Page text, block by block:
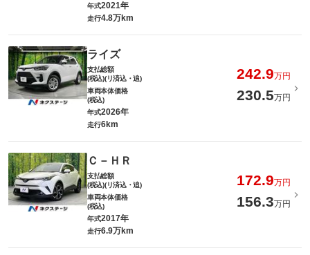
年式2021年
走行4.8万km
ライズ
支払総額
(税込)(リ済込・追)
242.9万円
車両本体価格
(税込)
230.5万円
年式2026年
走行6km
Ｃ－ＨＲ
支払総額
(税込)(リ済込・追)
172.9万円
車両本体価格
(税込)
156.3万円
年式2017年
走行6.9万km